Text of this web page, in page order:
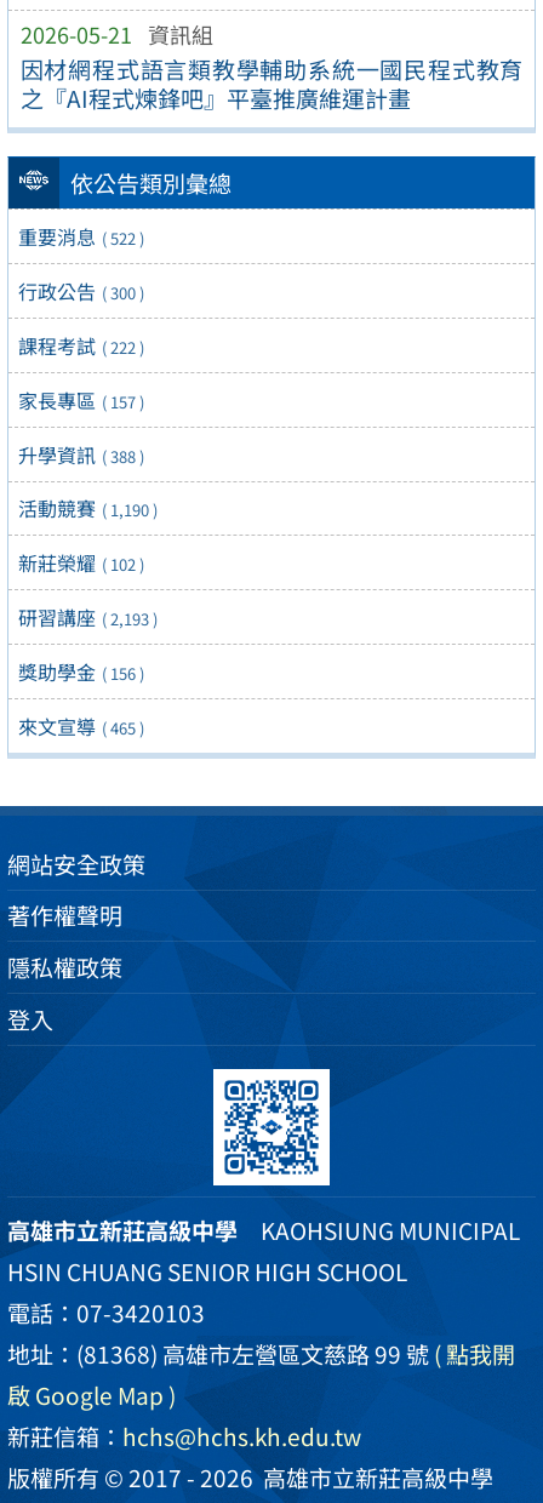
2026-05-21 資訊組
因材網程式語言類教學輔助系統一國民程式教育
之『AI程式煉鋒吧』平臺推廣維運計畫
依公告類別彙總
重要消息 ( 522 )
行政公告 ( 300 )
課程考試 ( 222 )
家長專區 ( 157 )
升學資訊 ( 388 )
活動競賽 ( 1,190 )
新莊榮耀 ( 102 )
研習講座 ( 2,193 )
獎助學金 ( 156 )
來文宣導 ( 465 )
網站安全政策
著作權聲明
隱私權政策
登入
高雄市立新莊高級中學 KAOHSIUNG MUNICIPAL
HSIN CHUANG SENIOR HIGH SCHOOL
電話：07-3420103
地址：(81368) 高雄市左營區文慈路 99 號( 點我開
啟 Google Map )
新莊信箱： hchs@hchs.kh.edu.tw
版權所有 © 2017 - 2026高雄市立新莊高級中學